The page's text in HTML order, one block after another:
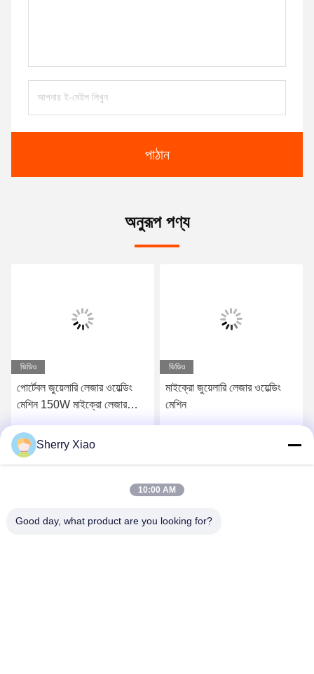
পাঠান
অনুরূপ পণ্য
ভিডিও
পোর্টেবল জুয়েলারি লেজার ওয়েল্ডিং
মেশিন 150W মাইক্রো লেজার
ভিডিও
মাইক্রো জুয়েলারি লেজার ওয়েল্ডিং
মেশিন
Sherry Xiao
10:00 AM
Good day, what product are you looking for?